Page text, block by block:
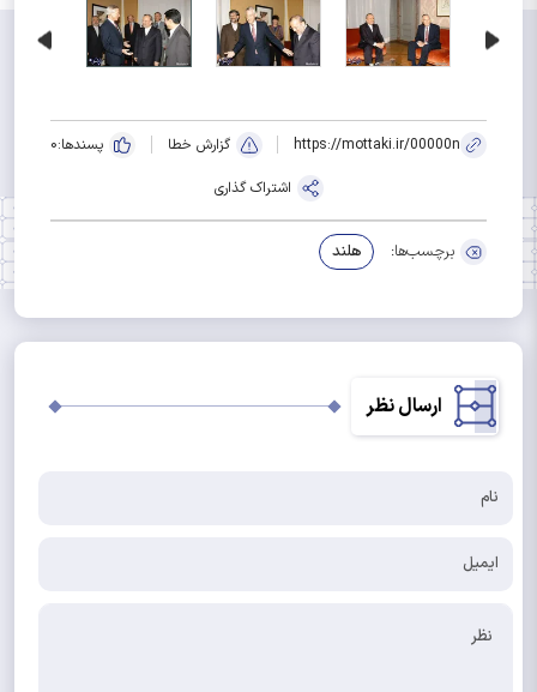
https://mottaki.ir/00000n گزارش خطا پسندها:0
اشتراک گذاری
برچسب‌ها: هلند
ارسال نظر